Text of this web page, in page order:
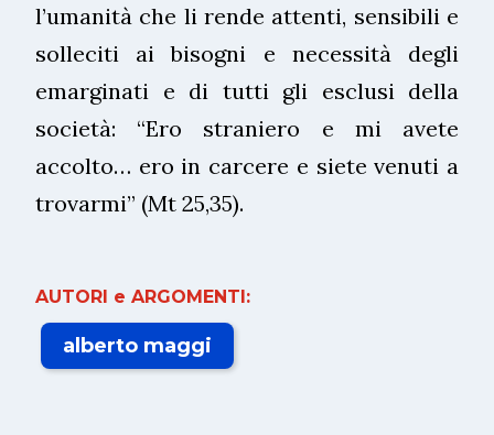
l’umanità che li rende attenti, sensibili e
solleciti ai bisogni e necessità degli
emarginati e di tutti gli esclusi della
società: “Ero straniero e mi avete
accolto… ero in carcere e siete venuti a
trovarmi” (Mt 25,35).
AUTORI e ARGOMENTI:
alberto maggi